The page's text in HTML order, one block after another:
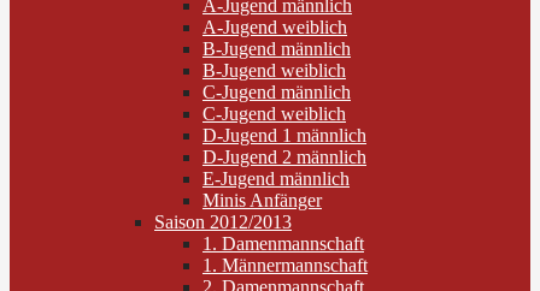
A-Jugend männlich
A-Jugend weiblich
B-Jugend männlich
B-Jugend weiblich
C-Jugend männlich
C-Jugend weiblich
D-Jugend 1 männlich
D-Jugend 2 männlich
E-Jugend männlich
Minis Anfänger
Saison 2012/2013
1. Damenmannschaft
1. Männermannschaft
2. Damenmannschaft